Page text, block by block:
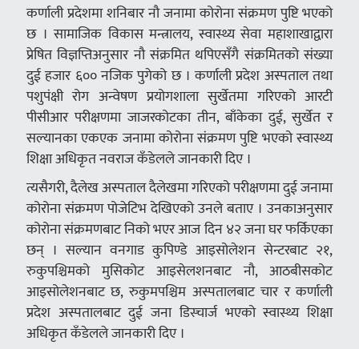
कर्णाली प्रदेशमा शनिबार नौ जनामा कोरोना संक्रमण पुष्टि भएको
छ । सामाजिक विकास मन्त्रालय, स्वास्थ्य सेवा महाशाखाद्वारा
प्रेषित विज्ञप्तिअनुसार नौ संक्रमित थपिएसँगै संक्रमितको संख्या
दुई हजार ६०० नजिक पुगेको छ । कर्णाली प्रदेश अस्पताल तथा
पशुपंक्षी रोग अन्वेषण प्रयोगशाला सुर्खेतमा गरिएको आरटी
पीसीआर परीक्षणमा जाजरकोटका तीन, बाँकेका दुई, सुर्खेत र
सल्यानका एकएक जनामा कोरोना संक्रमण पुष्टि भएको स्वास्थ्य
शिक्षा अधिकृत नवराज कँडेलले जानकारी दिए ।
त्यसैगरी, दैलेख अस्पताल दैलेखमा गरिएको परीक्षणमा दुई जनामा
कोरोना संक्रमण पोजेटिभ देखिएको उनले बताए । उनकाअनुसार
कोरोना संक्रमणबाट निको भएर आज दिन ४२ जना घर फर्किएका
छन् । सल्यान वनगाड कुपिण्डे आइसोलेशन सेन्टरबाट २१,
रुकुपश्चिमको मुसिकोट आइसेलशनबाट नौ, आठबीसकोट
आइसोलेशनबाट छ, रुकुमपश्चिम अस्पतालबाट चार र कर्णाली
प्रदेश अस्पतालबाट दुई जना डिस्चार्ज भएको स्वास्थ्य शिक्षा
अधिकृत कँडेलले जानकारी दिए ।